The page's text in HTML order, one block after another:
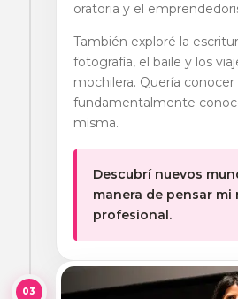
oratoria y el
También exploré la
fotografía, el baile y los
mochilera. Quería
fundamentalmente
misma.
Descubrí nuevos
manera de pensar mi
profesional.
03